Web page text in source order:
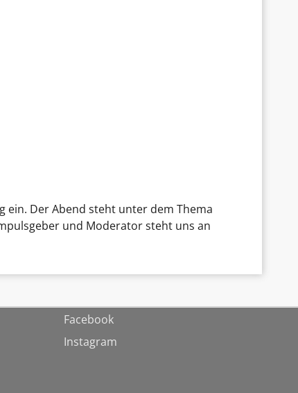
Der Abend steht unter dem Thema
und Moderator steht uns an
Facebook
Instagram